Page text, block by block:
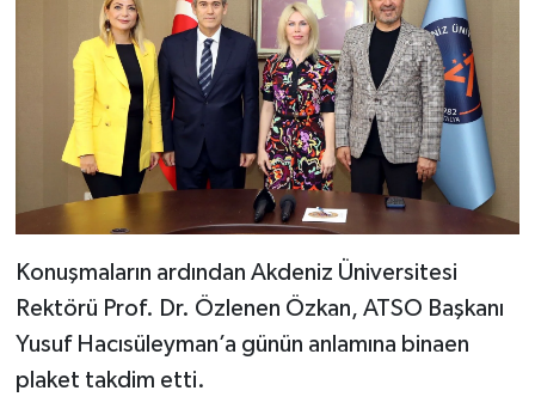
Konuşmaların ardından Akdeniz Üniversitesi
Rektörü Prof. Dr. Özlenen Özkan, ATSO Başkanı
Yusuf Hacısüleyman’a günün anlamına binaen
plaket takdim etti.